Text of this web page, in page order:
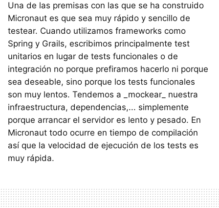
Una de las premisas con las que se ha construido
Micronaut es que sea muy rápido y sencillo de
testear. Cuando utilizamos frameworks como
Spring y Grails, escribimos principalmente test
unitarios en lugar de tests funcionales o de
integración no porque prefiramos hacerlo ni porque
sea deseable, sino porque los tests funcionales
son muy lentos. Tendemos a _mockear_ nuestra
infraestructura, dependencias,... simplemente
porque arrancar el servidor es lento y pesado. En
Micronaut todo ocurre en tiempo de compilación
así que la velocidad de ejecución de los tests es
muy rápida.